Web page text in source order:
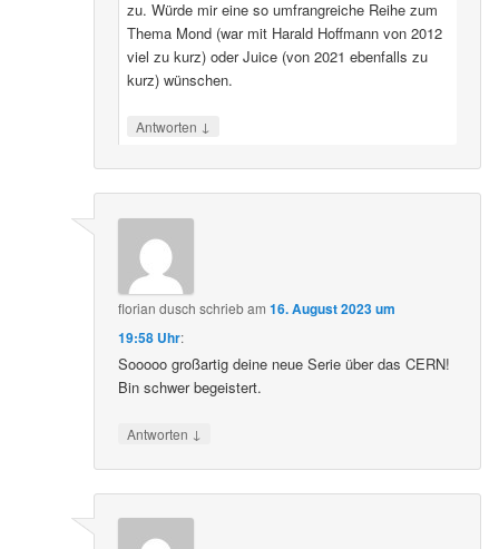
zu. Würde mir eine so umfrangreiche Reihe zum
Thema Mond (war mit Harald Hoffmann von 2012
viel zu kurz) oder Juice (von 2021 ebenfalls zu
kurz) wünschen.
Antworten ↓
florian dusch schriebam16. August 2023 um
19:58 Uhr:
Sooooo großartig deine neue Serie über das CERN!
Bin schwer begeistert.
Antworten ↓